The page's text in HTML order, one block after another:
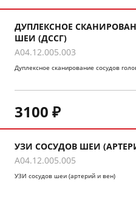
ДУПЛЕКСНОЕ
ШЕИ (ДССГ)
A04.12.005.003
Дуплексное сканирование сосудов
3100 ₽
УЗИ СОСУДОВ ШЕИ
A04.12.005.005
УЗИ сосудов шеи (артерий и вен)